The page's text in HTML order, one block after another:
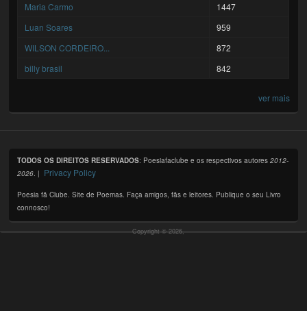
Maria Carmo
1447
Luan Soares
959
WILSON CORDEIRO...
872
billy brasil
842
ver mais
TODOS OS DIREITOS RESERVADOS: Poesiafaclube e os respectivos autores2012-
2026. | Privacy Policy
Poesia fã Clube. Site de Poemas. Faça amigos, fãs e leitores. Publique o seu Livro
connosco!
Copyright © 2026,